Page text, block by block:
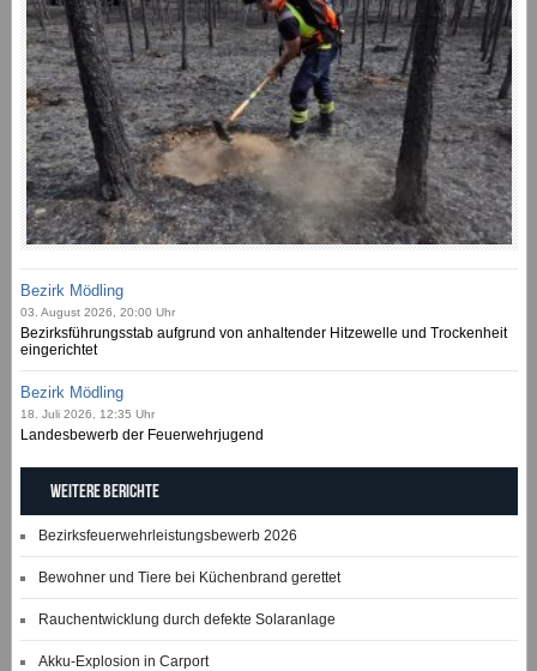
Bezirk Mödling
03. August 2026, 20:00 Uhr
Bezirksführungsstab aufgrund von anhaltender Hitzewelle und Trockenheit
eingerichtet
Bezirk Mödling
18. Juli 2026, 12:35 Uhr
Landesbewerb der Feuerwehrjugend
Weitere Berichte
Bezirksfeuerwehrleistungsbewerb 2026
Bewohner und Tiere bei Küchenbrand gerettet
Rauchentwicklung durch defekte Solaranlage
Akku-Explosion in Carport